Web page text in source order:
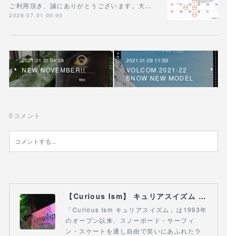
ご利用頂き、誠にありがとうございます。大…
2026.07.01 00:00
2021.01.31 04:39
NEW NOVEMBER!!
2021.01.09 11:30
VOLCOM 2021-22
SNOW NEW MODEL
0 コメント
【Curious Ism】 キュリアスイズム l スノーボードショップ サーフショップ 福島県 会津若松市 郡山市 通販
「Curious Ism キュリアスイズム」は1993年
のオープン以来、スノーボード・サーフィ
ン・スケートを通し自由で笑いにあふれたラ